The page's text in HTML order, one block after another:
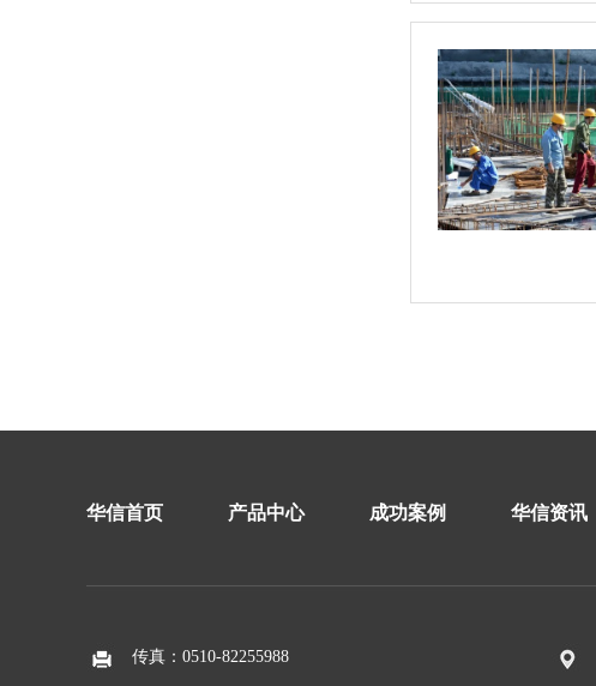
华信首页 产品中心 成功案例 华信资讯
传真：0510-82255988